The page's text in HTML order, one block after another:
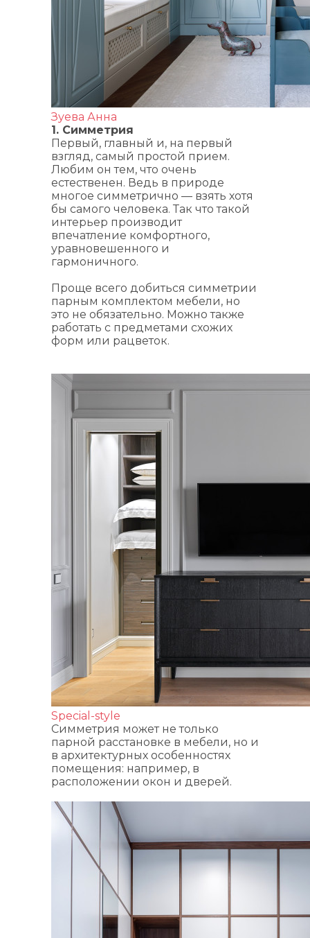
Зуева Анна
1. Симметрия
Первый, главный и, на первый
взгляд, самый простой прием.
Любим он тем, что очень
естественен. Ведь в природе
многое симметрично — взять хотя
бы самого человека. Так что такой
интерьер производит
впечатление комфортного,
уравновешенного и
гармоничного.
Проще всего добиться симметрии
парным комплектом мебели, но
это не обязательно. Можно также
работать с предметами схожих
форм или рацветок.
Special-style
Симметрия может не только
парной расстановке в мебели, но и
в архитектурных особенностях
помещения: например, в
расположении окон и дверей.